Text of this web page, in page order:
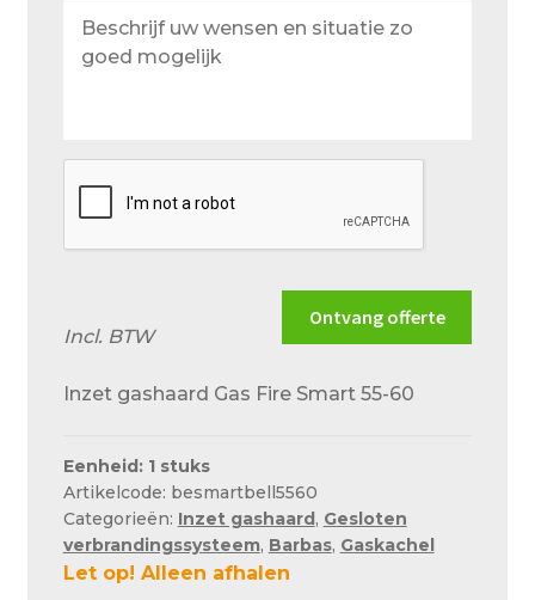
uw
wensen
Ontvang offerte
Incl. BTW
Inzet gashaard Gas Fire Smart 55-60
Eenheid: 1 stuks
Artikelcode: besmartbell5560
Categorieën: Inzet gashaard , Gesloten
verbrandingssysteem, Barbas, Gaskachel
Let op! Alleen afhalen